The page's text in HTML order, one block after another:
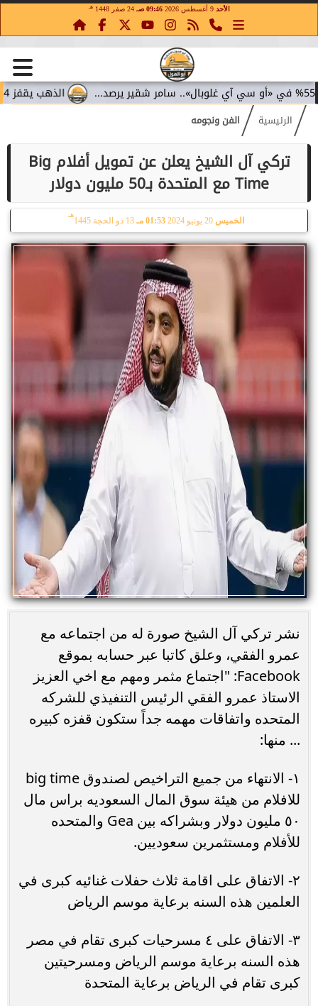
الأحد 9 أغسطس 2026 09:46 صـ 24 صفر 1448 هـ
الذهب يقفز 4.4% مع تراجع عوائد السندات.. سامر شقير يقرأ تحولات الاستثمار...
الرئيسية الفن ونجومه
تركي آل الشيخ يعلن عن تمويل أفلام Big
Time مع المتحدة بـ50 مليون دولار
الخميس 01:53 مـ 13 ذو الحجة 1445
هـ
نشر تركي آل الشيخ صورة له من اجتماعه مع
عمرو الفقي، وعلق كاتبا عبر حسابه بموقع
Facebook: "اجتماع مثمر ومهم مع اخي العزيز
الاستاذ عمرو الفقي الرئيس التنفيذي للشركه
المتحده واتفاقات مهمه جداً ستكون قفزه كبيره
... منها:
١- الانتهاء من جميع التراخيص لصندوق big time
للافلام من هيئة سوق المال السعوديه براس مال
٥٠ مليون دولار وبشراكه بين Gea والمتحده
للأفلام ومستثمرين سعوديين.
٢- الاتفاق على اقامة ثلاث حفلات غنائيه كبرى في
العلمين هذه السنه برعاية موسم الرياض
٣- الاتفاق على ٤ مسرحيات كبرى تقام في مصر
هذه السنه برعاية موسم الرياض ومسرحيتين
كبرى تقام في الرياض برعاية المتحدة